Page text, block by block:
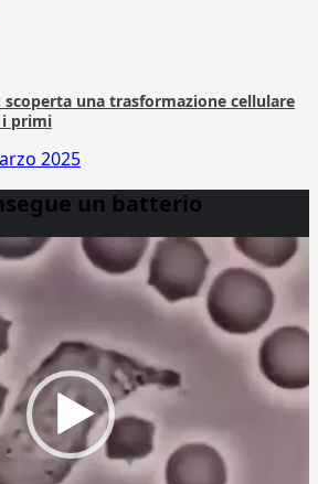
una trasformazione cellulare
i primi
2025
un batterio